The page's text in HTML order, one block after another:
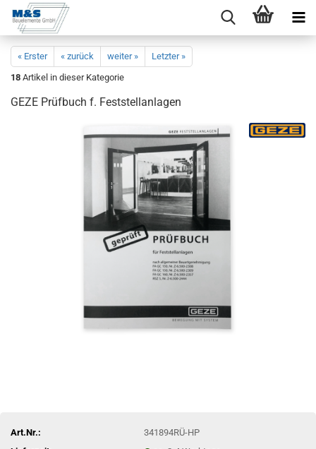
« Erster « zurück weiter »
Letzter »
18 Artikel in dieser Kategorie
GEZE Prüf­buch f. Fest­stell­an­la­gen
Art.Nr.:
341894RÜ-HP